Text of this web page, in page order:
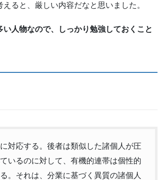
ると、厳しい内容だなと思いました。
人物なので、しっかり勉強しておくこと
に対応する。後者は類似した諸個人が圧
いるのに対して、有機的連帯は個性的
。それは、分業に基づく異質の諸個人